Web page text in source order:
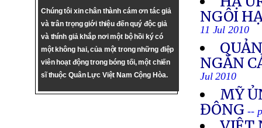
Chúng tôi xin chân thành cám ơn tác giả
và trân trọng giới thiệu đến quý độc giả
và thính giả khắp nơi một bộ hồi ký có
một không hai, của một trong những điệp
viên hoạt động trong bóng tối, một chiến
sĩ thuộc Quân Lực Việt Nam Cộng Hòa.
NGÔI
11 Jul 2010
NGĂN
Jul 2010
MỸ
ĐÔNG--